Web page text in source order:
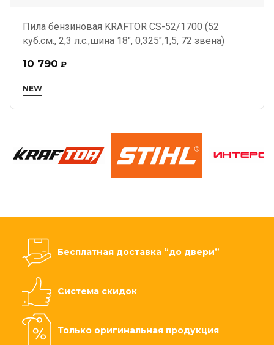
Пила бензиновая KRAFTOR CS-52/1700 (52
куб.см., 2,3 л.с.,шина 18", 0,325",1,5, 72 звена)
NEW
10 790 ₽
Бесплатная доставка “до двери”
Система скидок
Только оригинальная продукция